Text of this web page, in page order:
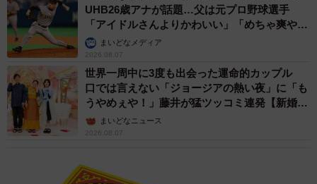
UHB26歳アナが話題…父は元プロ野球選手
「アイドルさんよりかわいい」「めちゃ爽や
か」まいどなメディア
2026.08.07
世界一周中に3度も出会った運命的カップル
口では言えない「ジョージアの熱い夜」に「も
うやめぇや！」藤井が猛ツッコミ連発【新婚さ
ん】まいどなニュース
2026.08.07